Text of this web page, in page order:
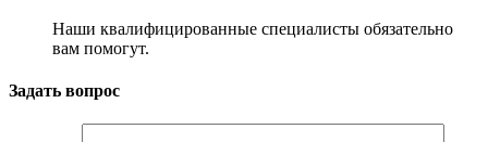
Наши квалифицированные специалисты обязательно
вам помогут.
Задать вопрос